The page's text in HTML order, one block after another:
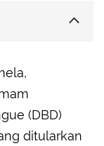
Optimal
DBD(DBD)
ditularkan